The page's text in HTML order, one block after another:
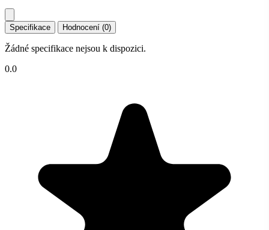
Specifikace Hodnocení (0)
Žádné specifikace nejsou k dispozici.
0.0